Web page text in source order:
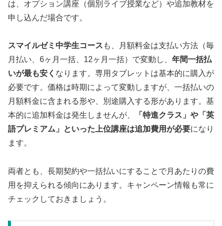
は、オプション講座（個別ライブ授業など）や追加教材を
申し込んだ場合です。
スマイルゼミ中学生コース も、月額料金は支払い方法（毎
月払い、6ヶ月一括、12ヶ月一括）で変動し、 年間一括払
いが最も安く なります。専用タブレットは基本的に購入が
必要です。価格は時期によって変動しますが、一括払いの
月額料金に含まれる形や、別途購入する形があります。基
本的に追加料金は発生しませんが、
「特進クラス」や「英
語プレミアム」といった上位講座は追加費用が必要になり
ます。
両者とも、長期契約や一括払いにすることで月あたりの費
用を抑えられる傾向にあります。キャンペーン情報も常に
チェックしておきましょう。